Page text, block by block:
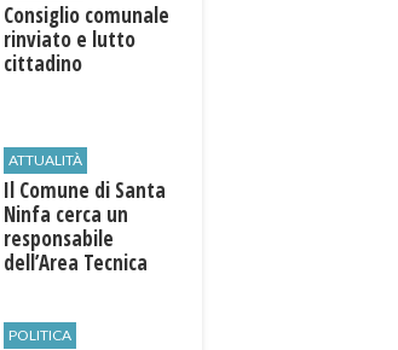
Consiglio comunale
rinviato e lutto
cittadino
ATTUALITÀ
Il Comune di ​Santa
Ninfa cerca un
responsabile
dell’Area Tecnica
POLITICA